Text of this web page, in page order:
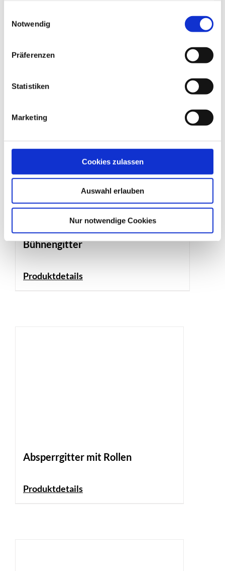
Notwendig
Präferenzen
Statistiken
Marketing
Cookies zulassen
Auswahl erlauben
Nur notwendige Cookies
Flatterband
Produktdetails
Bühnengitter
Produktdetails
Absperrgitter mit Rollen
Produktdetails